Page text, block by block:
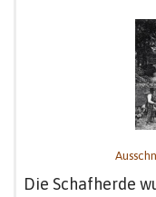
Die Schafherde